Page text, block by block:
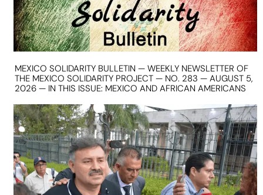
MEXICO SOLIDARITY BULLETIN — WEEKLY NEWSLETTER OF
THE MEXICO SOLIDARITY PROJECT — NO. 283 — AUGUST 5,
2026 — IN THIS ISSUE: MEXICO AND AFRICAN AMERICANS